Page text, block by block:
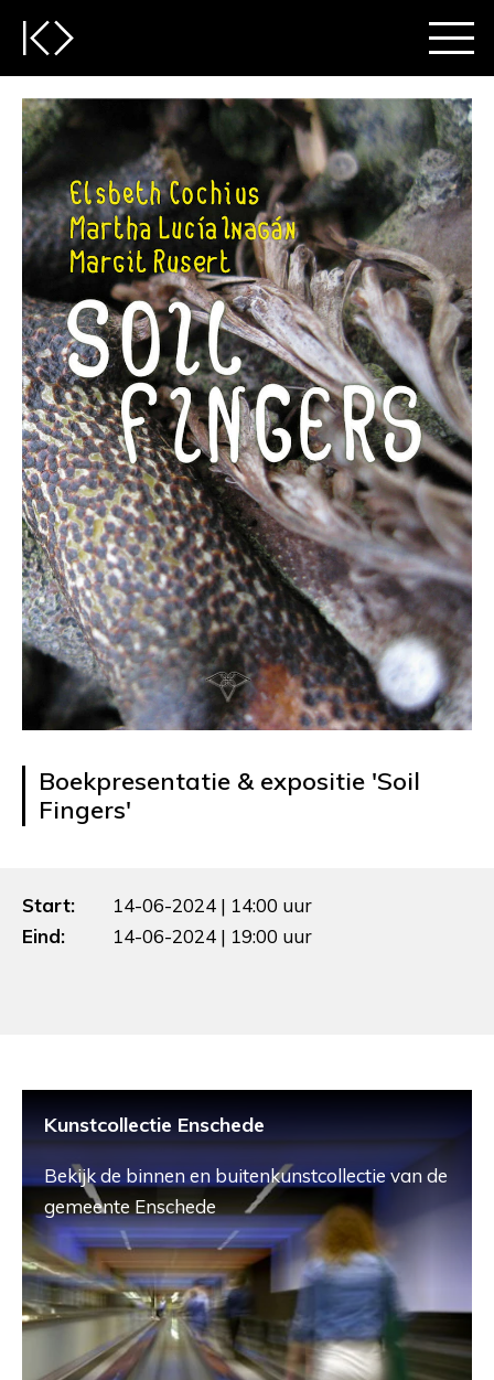
Boekpresentatie & expositie 'Soil
Fingers'
Start:
14-06-2024 | 14:00 uur
Eind:
14-06-2024 | 19:00 uur
Kunstcollectie Enschede
Bekijk de binnen en buitenkunstcollectie van de
gemeente Enschede